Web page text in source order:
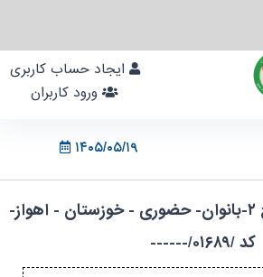
۱۴۰۵/۰۵/۱۹
کارگاه-پیلاتس-سطح ۲-بانوان- حضوری - خوزستان - اهواز-
کد /۰۱۶۸۹/------